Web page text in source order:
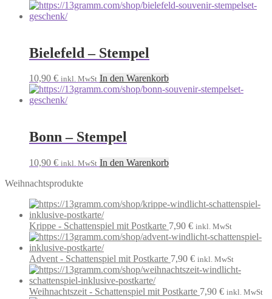
Bielefeld – Stempel
10,90 € inkl. MwSt In den Warenkorb
Bonn – Stempel
10,90 € inkl. MwSt In den Warenkorb
Weihnachtsprodukte
Krippe - Schattenspiel mit Postkarte 7,90 € inkl. MwSt
Advent - Schattenspiel mit Postkarte 7,90 € inkl. MwSt
Weihnachtszeit - Schattenspiel mit Postkarte 7,90 € inkl. MwSt